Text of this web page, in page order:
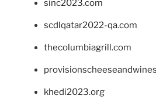
sinc2023.com
scdlqatar2022-qa.com
thecolumbiagrill.com
khedi2023.org